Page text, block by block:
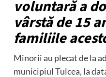
voluntară a
vârstă de 15
familiile
Minorii au plecat de la
municipiul Tulcea, la